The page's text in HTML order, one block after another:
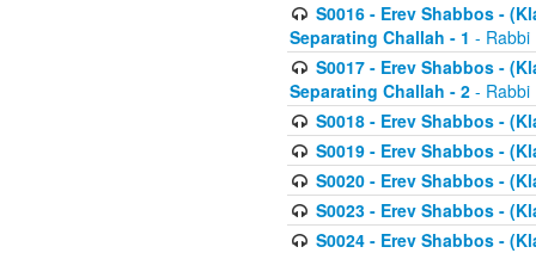
S0016 - Erev Shabbos -
Separating Challah - 1 - Rabbi
S0017 - Erev Shabbos -
Separating Challah - 2 - Rabbi
S0018 - Erev Shabbos -
S0019 - Erev Shabbos -
S0020 - Erev Shabbos -
S0023 - Erev Shabbos -
S0024 - Erev Shabbos -